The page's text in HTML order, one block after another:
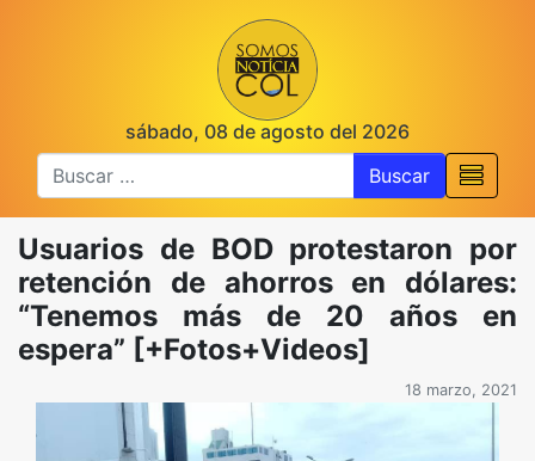
sábado, 08 de agosto del 2026
Buscar
Usuarios de BOD protestaron por
retención de ahorros en dólares:
“Tenemos más de 20 años en
espera” [+Fotos+Videos]
18 marzo, 2021